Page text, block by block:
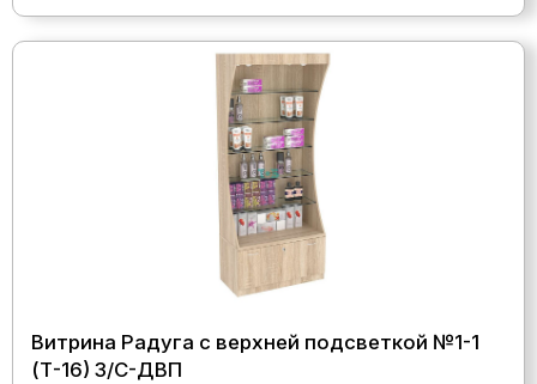
Витрина Радуга с верхней подсветкой №1-1
(Т-16) З/C-ДВП